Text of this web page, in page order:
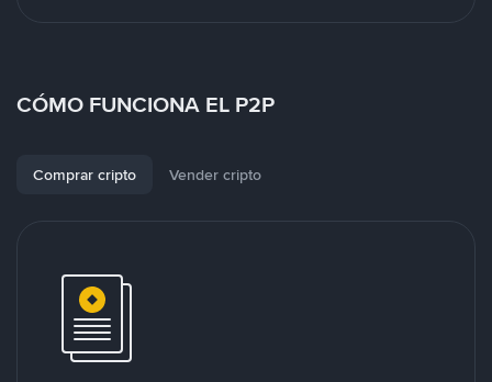
CÓMO FUNCIONA EL P2P
Comprar cripto Vender cripto